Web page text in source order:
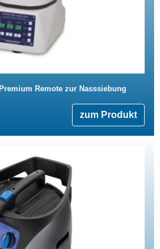
Remote zur Nasssiebung
zum Produkt